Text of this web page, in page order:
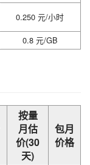
0.250 元/小时
0.8 元/GB
按量
月估
价(30
天)
包月
价格